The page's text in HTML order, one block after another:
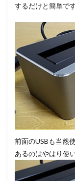
するだけと簡単です
前面のUSBも当然
あるのはやはり使